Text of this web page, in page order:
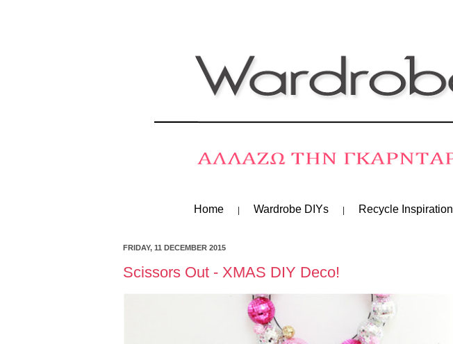
Home Wardrobe DIYs Recycle Inspiration
FRIDAY, 11 DECEMBER 2015
Scissors Out - XMAS DIY Deco!